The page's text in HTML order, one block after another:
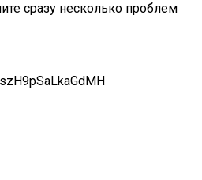
сразу несколько проблем